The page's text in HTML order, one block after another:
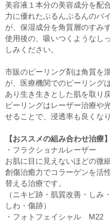
美容液１本分の美容成分を配
力に優れたぷるんぷるんのバ
が、保湿成分を角質層のすみ
使用後の、吸いつくようなし
しみください。
市販のピーリング剤は角質を
が、医療機関でのピーリング
あり生き生きとした肌を取り
ピーリングはレーザー治療や
せることで、浸透率も良くな
【おススメの組み合わせ治療】
・フラクショナルレーザー
お肌に目に見えないほどの微
創傷治癒力でコラーゲンを活
替える治療です。
（ニキビ跡・肌質改善・しみ
しわ・傷跡）
・フォトフェイシャル M22